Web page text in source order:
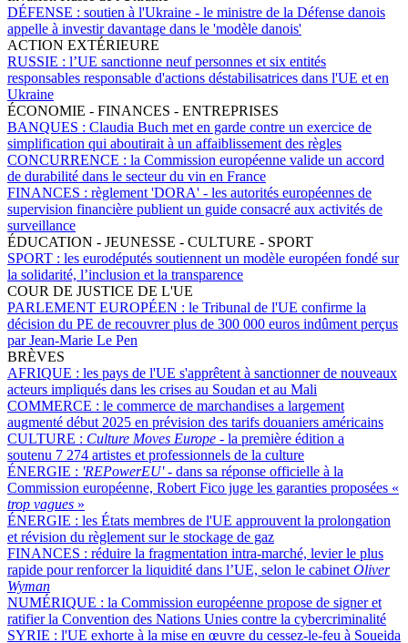
DÉFENSE : soutien à l'Ukraine - le ministre de la Défense danois
appelle à investir davantage dans le 'modèle danois'
ACTION EXTÉRIEURE
RUSSIE : l’UE sanctionne neuf personnes et six entités
responsables responsable d'actions déstabilisatrices dans l'UE et en
Ukraine
ÉCONOMIE - FINANCES - ENTREPRISES
BANQUES : Claudia Buch met en garde contre un exercice de
simplification qui aboutirait à un affaiblissement des règles
CONCURRENCE : la Commission européenne valide un accord
de durabilité dans le secteur du vin en France
FINANCES : règlement 'DORA' - les autorités européennes de
supervision financière publient un guide consacré aux activités de
surveillance
ÉDUCATION - JEUNESSE - CULTURE - SPORT
SPORT : les eurodéputés soutiennent un modèle européen fondé sur
la solidarité, l’inclusion et la transparence
COUR DE JUSTICE DE L'UE
PARLEMENT EUROPÉEN : le Tribunal de l'UE confirme la
décision du PE de recouvrer plus de 300 000 euros indûment perçus
par Jean-Marie Le Pen
BRÈVES
AFRIQUE : les pays de l'UE s'apprêtent à sanctionner de nouveaux
acteurs impliqués dans les crises au Soudan et au Mali
COMMERCE : le commerce de marchandises a largement
augmenté début 2025 en prévision des tarifs douaniers américains
CULTURE : Culture Moves Europe - la première édition a
soutenu 7 274 artistes et professionnels de la culture
ÉNERGIE : 'REPowerEU' - dans sa réponse officielle à la
Commission européenne, Robert Fico juge les garanties proposées «
trop vagues »
ÉNERGIE : les États membres de l'UE approuvent la prolongation
et révision du règlement sur le stockage de gaz
FINANCES : réduire la fragmentation intra-marché, levier le plus
rapide pour renforcer la liquidité dans l’UE, selon le cabinet Oliver
Wyman
NUMÉRIQUE : la Commission européenne propose de signer et
ratifier la Convention des Nations Unies contre la cybercriminalité
SYRIE : l'UE exhorte à la mise en œuvre du cessez-le-feu à Soueida